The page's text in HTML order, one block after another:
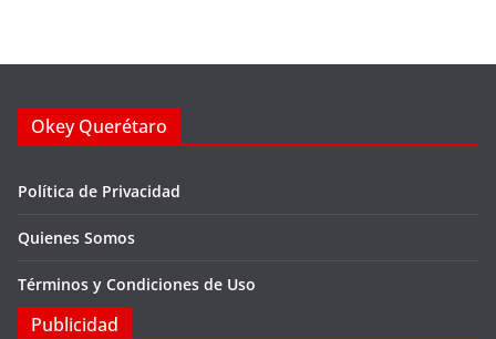
Okey Querétaro
Política de Privacidad
Quienes Somos
Términos y Condiciones de Uso
Publicidad